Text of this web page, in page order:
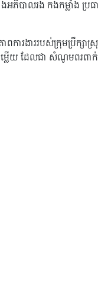
បាលរង កងកម្លាំង ប្រ
រងាររបស់ក្រុមប្រឹក្សាស្
យ ដែលជា សំណូមពរពាក់